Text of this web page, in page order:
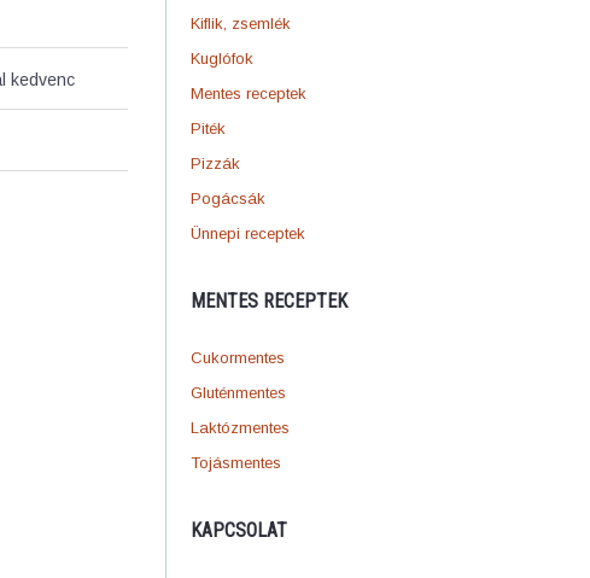
Kiflik, zsemlék
Kuglófok
Mentes receptek
Piték
Pizzák
Pogácsák
Ünnepi receptek
MENTES RECEPTEK
Cukormentes
Gluténmentes
Laktózmentes
Tojásmentes
KAPCSOLAT
kedvenc